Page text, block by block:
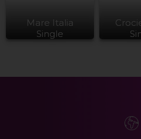
Mare Italia
Single